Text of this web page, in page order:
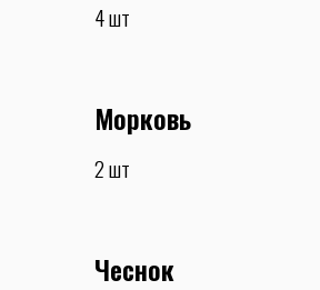
4 шт
Морковь
2 шт
Чеснок